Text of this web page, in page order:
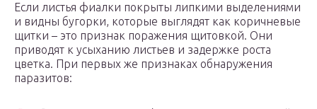
Если листья фиалки покрыты липкими выделениями
и видны бугорки, которые выглядят как коричневые
щитки – это признак поражения щитовкой. Они
приводят к усыханию листьев и задержке роста
цветка. При первых же признаках обнаружения
паразитов: